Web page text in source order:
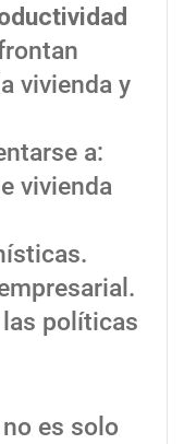
vivienda y
a:
vivienda
políticas
es solo